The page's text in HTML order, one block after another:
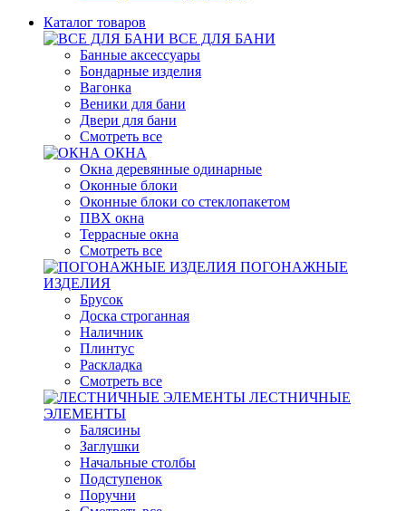
Каталог товаров
ВСЕ ДЛЯ БАНИ
Банные аксессуары
Бондарные изделия
Вагонка
Веники для бани
Двери для бани
Смотреть все
ОКНА
Окна деревянные одинарные
Оконные блоки
Оконные блоки со стеклопакетом
ПВХ окна
Террасные окна
Смотреть все
ПОГОНАЖНЫЕ
ИЗДЕЛИЯ
Брусок
Доска строганная
Наличник
Плинтус
Раскладка
Смотреть все
ЛЕСТНИЧНЫЕ
ЭЛЕМЕНТЫ
Балясины
Заглушки
Начальные столбы
Подступенок
Поручни